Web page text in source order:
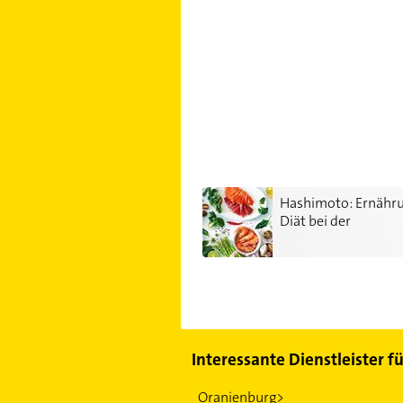
Hashimoto:
Diät bei der
Hashimoto: Ernährung & Diät
Interessante Dienstleister
Oranienburg>